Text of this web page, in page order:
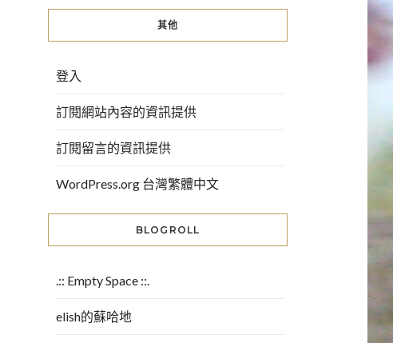
其他
登入
訂閱網站內容的資訊提供
訂閱留言的資訊提供
WordPress.org 台灣繁體中文
BLOGROLL
.:: Empty Space ::.
elish的蘇哈地